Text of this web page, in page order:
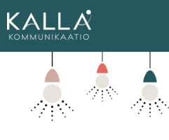
Siirry
suoraan
sisältöön